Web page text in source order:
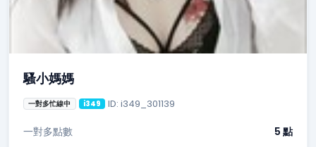
騷小媽媽
一對多忙線中 i349 ID: i349_301139
一對多點數 5 點